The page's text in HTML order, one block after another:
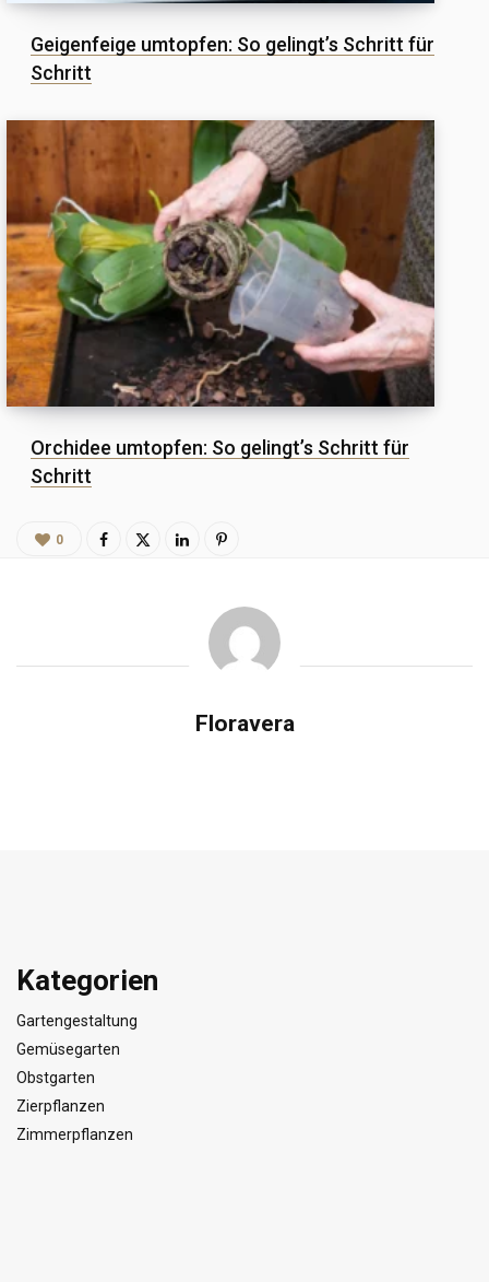
Geigenfeige umtopfen: So gelingt’s Schritt für
Schritt
Orchidee umtopfen: So gelingt’s Schritt für
Schritt
0
Floravera
Kategorien
Gartengestaltung
Gemüsegarten
Obstgarten
Zierpflanzen
Zimmerpflanzen